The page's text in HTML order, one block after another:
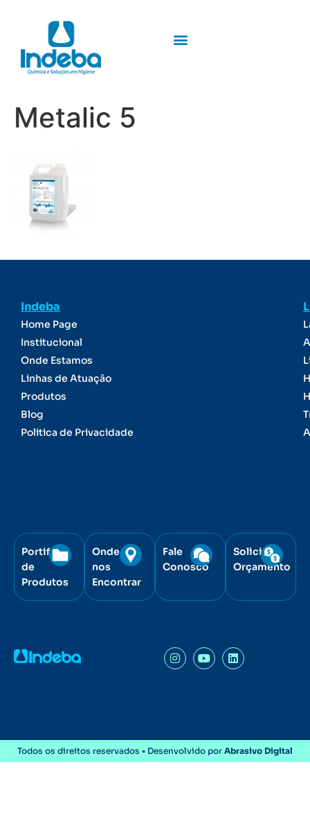
Metalic 5
Indeba
Home Page
Institucional
Onde Estamos
Linhas de Atuação
Produtos
Blog
Politica de Privacidade
Portifólio
de
Produtos
Onde
nos
Encontrar
Fale
Conosco
Solicite
Orçamento
Todos os direitos reservados • Desenvolvido por Abrasivo Digital